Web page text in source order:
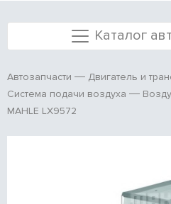
Каталог
Автозапчасти
Двигатель и
Система подачи воздуха
MAHLE LX9572